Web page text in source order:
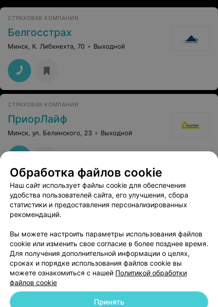
СТРАХОВАЯ КОМПАНИЯ
Белгосстрах
Минск, К. Либкнехта, 70 Выходной
СТРАХОВАЯ КОМПАНИЯ
ПриорЛайф
Минск, ул. Белинского, 23 Выходной
Добавить специалиста
Обработка файлов cookie
Наш сайт использует файлы cookie для обеспечения
удобства пользователей сайта, его улучшения, сбора
статистики и предоставления персонализированных
рекомендаций.
Вы можете настроить параметры использования файлов
cookie или изменить свое согласие в более позднее время.
Для получения дополнительной информации о целях,
сроках и порядке использования файлов cookie вы
можете ознакомиться с нашей Политикой обработки
файлов cookie
Принять